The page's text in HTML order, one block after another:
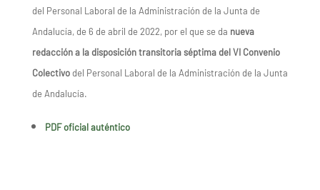
del Personal Laboral de la Administración de la Junta de
Andalucía, de 6 de abril de 2022, por el que se da nueva
redacción a la disposición transitoria séptima del VI Convenio
Colectivodel Personal Laboral de la Administración de la Junta
de Andalucía.
PDF oficial auténtico